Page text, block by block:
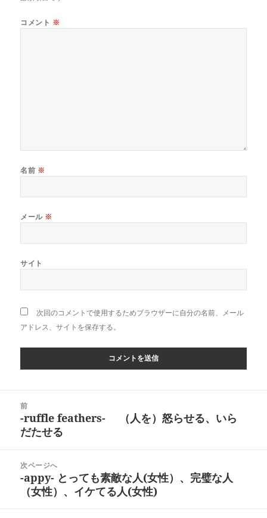
コメント ※
名前 ※
メール ※
サイト
次回のコメントで使用するためブラウザーに自分の名前、メール
アドレス、サイトを保存する。
前
前
の
稿:
-ruffle feathers- （人を）怒らせる、いら
だたせる
次ページへ
次
の
-appy- とっても素敵な人(女性）、完璧な人
（女性）、イケてる人(女性)